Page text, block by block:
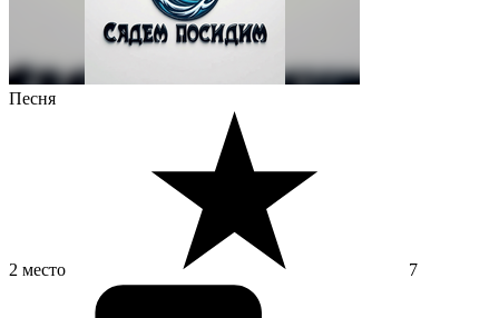
Песня
2 место 7